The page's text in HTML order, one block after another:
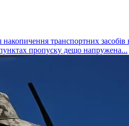
накопичення транспортних
пропуску дещо напружена...